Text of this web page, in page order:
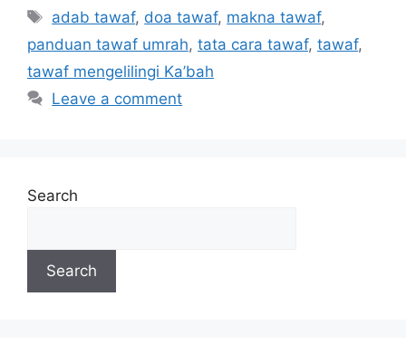
Tags
adab tawaf, doa tawaf, makna tawaf,
panduan tawaf umrah, tata cara tawaf, tawaf,
tawaf mengelilingi Ka’bah
Leave a comment
Search
Search